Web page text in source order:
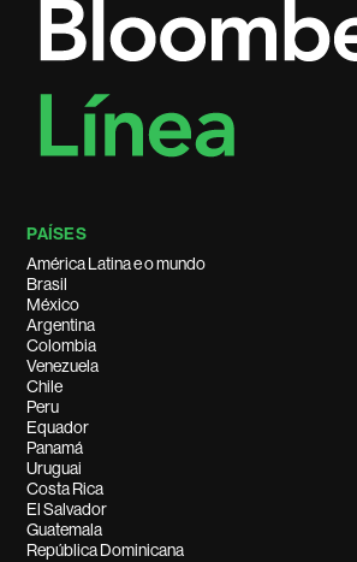
PAÍSES
América Latina e o mundo
Brasil
México
Argentina
Colombia
Venezuela
Chile
Peru
Equador
Panamá
Uruguai
Costa Rica
El Salvador
Guatemala
República Dominicana